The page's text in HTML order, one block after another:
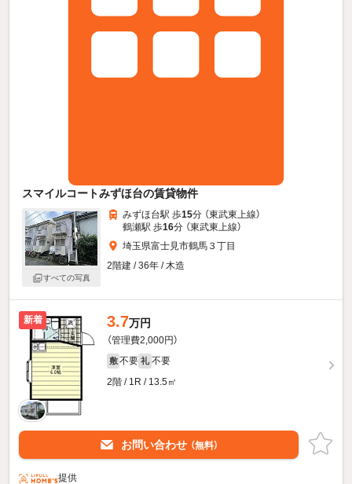
スマイルコートみずほ台の賃貸物件
すべての写真
みずほ台駅 歩15分 （東武東上線）
鶴瀬駅 歩16分 （東武東上線）
埼玉県富士見市鶴馬３丁目
2階建 / 36年 / 木造
新着 3.7万円
（管理費2,000円）
敷 不要 礼 不要
2階 / 1R / 13.5㎡
お問い合わせ （無料）
提供